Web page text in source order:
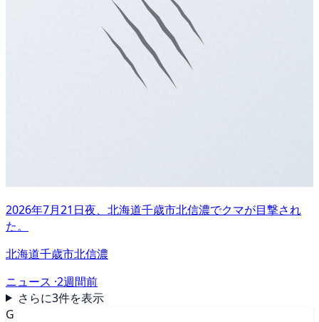
2026年7月21日夜、北海道千歳市北信濃でクマが目撃され
た。
北海道千歳市北信濃
ニュース ·2週間前
さらに3件を表示
G